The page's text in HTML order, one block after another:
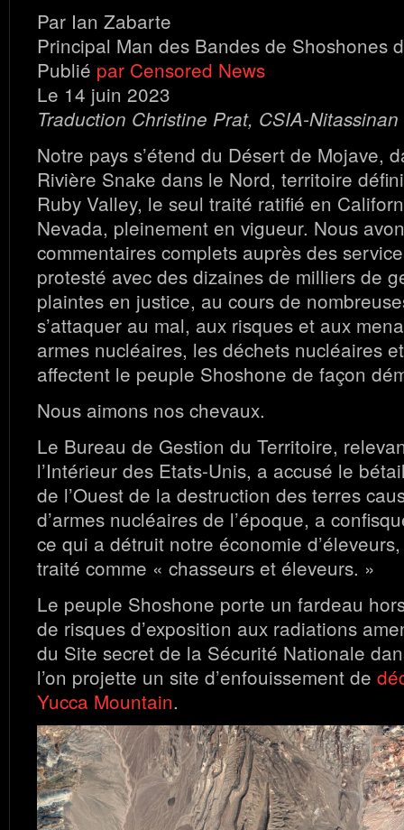
Par Ian Zabarte
Principal Man des Bandes de Shoshones
Publié par Censored News
Le 14 juin 2023
Traduction Christine Prat, CSIA-Nitassinan
Notre pays s’étend du Désert de Mojave,
Rivière Snake dans le Nord, territoire
Ruby Valley, le seul traité ratifié en
Nevada, pleinement en vigueur. Nous
commentaires complets auprès des
protesté avec des dizaines de milliers de
plaintes en justice, au cours de
s’attaquer au mal, aux risques et aux
armes nucléaires, les déchets nucléaires
affectent le peuple Shoshone de façon
Nous aimons nos chevaux.
Le Bureau de Gestion du Territoire,
l’Intérieur des Etats-Unis, a accusé le
de l’Ouest de la destruction des terres
d’armes nucléaires de l’époque, a
ce qui a détruit notre économie
traité comme « chasseurs et éleveurs. »
Le peuple Shoshone porte un fardeau
de risques d’exposition aux radiations
du Site secret de la Sécurité Nationale
l’on projette un site d’enfouissement de
Yucca Mountain.